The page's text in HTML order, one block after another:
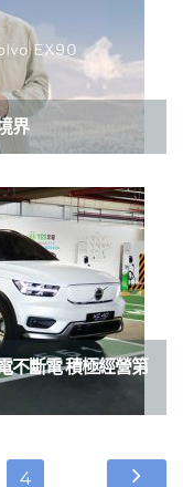
界
不斷電 積極經營第
4